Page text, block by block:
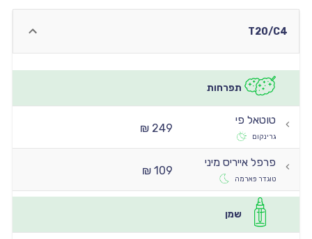
T20/C4
תפרחות
טוטאל פי
גרינקום
249 ₪
פרפל אייריס מיני
טוגדר פארמה
109 ₪
שמן